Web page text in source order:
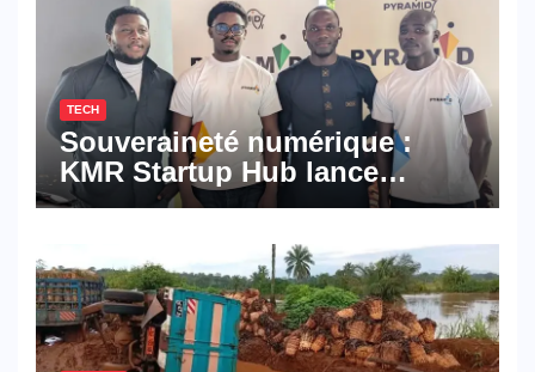
TECH
Souveraineté numérique :
KMR Startup Hub lance
Pyramid Browser et Pyramid
numériques made in
Cameroon